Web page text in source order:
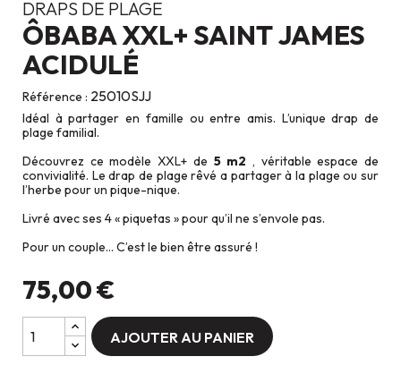
DRAPS DE PLAGE
ÔBABA XXL+ SAINT JAMES
ACIDULÉ
Référence : 25010SJJ
Idéal à partager en famille ou entre amis. L’unique drap de
plage familial.
Découvrez ce modèle XXL+ de 5 m2 , véritable espace de
convivialité. Le drap de plage rêvé a partager à la plage ou sur
l’herbe pour un pique-nique.
Livré avec ses 4 « piquetas » pour qu’il ne s’envole pas.
Pour un couple… C’est le bien être assuré !
75,00 €
AJOUTER AU PANIER